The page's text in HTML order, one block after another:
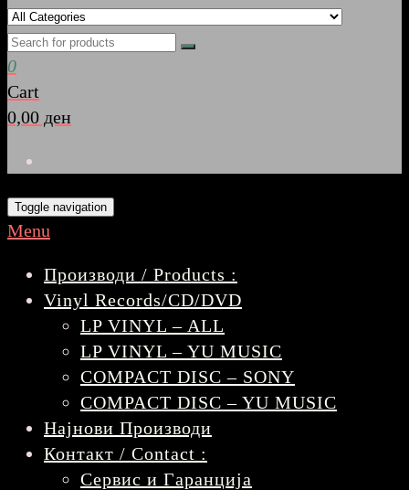
0
Cart
0,00 ден
Toggle navigation
Menu
Производи / Products :
Vinyl Records/CD/DVD
LP VINYL – ALL
LP VINYL – YU MUSIC
COMPACT DISC – SONY
COMPACT DISC – YU MUSIC
Најнови Производи
Контакт / Contact :
Сервис и Гаранција